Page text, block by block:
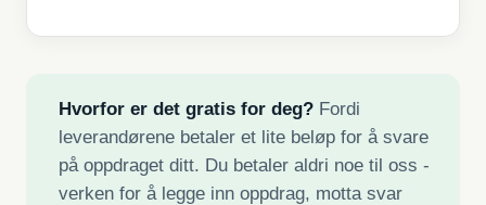
Hvorfor er det gratis for deg?Fordi
leverandørene betaler et lite beløp for å svare
på oppdraget ditt. Du betaler aldri noe til oss -
verken for å legge inn oppdrag, motta svar